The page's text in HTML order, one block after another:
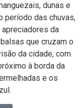
dunas e
período das chuvas,
da
que cruzam o
da cidade, com
à borda da
e os